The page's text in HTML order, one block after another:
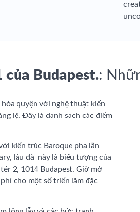
của Budapest.:
quyện với nghệ thuật kiến
lệ. Đây là danh sách các điểm
kiến trúc Baroque pha lẫn
lâu đài này là biểu tượng của
2, 1014 Budapest. Giờ mở
cho một số triển lãm đặc